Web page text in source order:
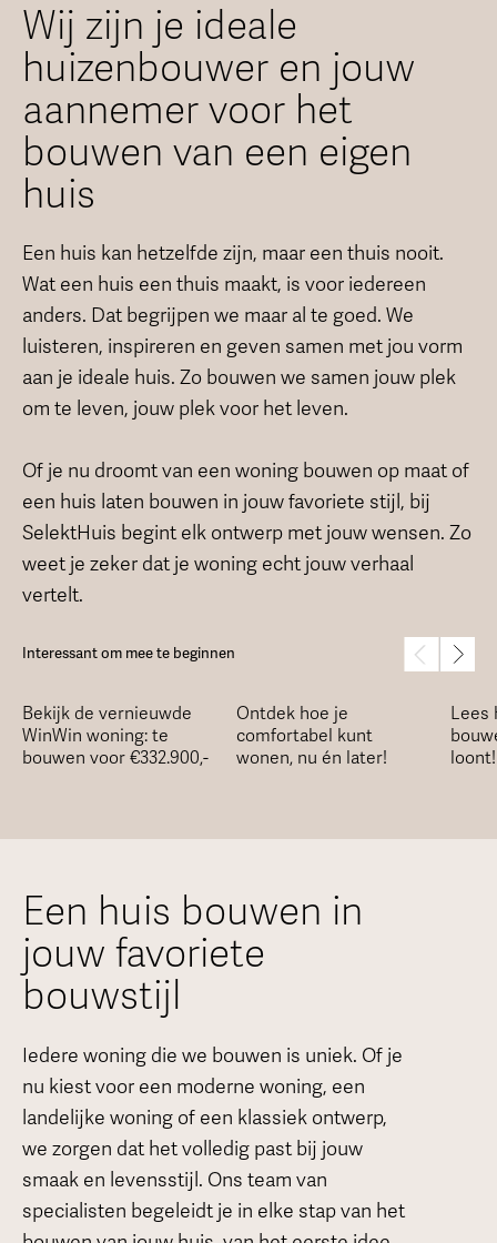
Wij zijn je ideale
huizenbouwer en jouw
aannemer voor het
bouwen van een eigen
huis
Een huis kan hetzelfde zijn, maar een thuis nooit.
Wat een huis een thuis maakt, is voor iedereen
anders. Dat begrijpen we maar al te goed. We
luisteren, inspireren en geven samen met jou vorm
aan je ideale huis. Zo bouwen we samen jouw plek
om te leven, jouw plek voor het leven.
Of je nu droomt van een woning bouwen op maat of
een huis laten bouwen in jouw favoriete stijl, bij
SelektHuis begint elk ontwerp met jouw wensen. Zo
weet je zeker dat je woning echt jouw verhaal
vertelt.
Interessant om mee te beginnen
Bekijk de vernieuwde
WinWin woning: te
bouwen voor €332.900,-
Ontdek hoe je
comfortabel kunt
wonen, nu én later!
Lees
loont!
Een huis bouwen in
jouw favoriete
bouwstijl
Iedere woning die we bouwen is uniek. Of je
nu kiest voor een moderne woning, een
landelijke woning of een klassiek ontwerp,
we zorgen dat het volledig past bij jouw
smaak en levensstijl. Ons team van
specialisten begeleidt je in elke stap van het